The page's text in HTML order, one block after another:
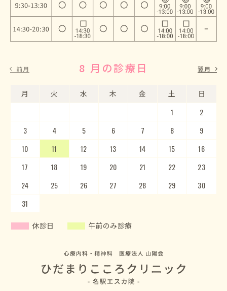
前月 8 月の診療日
月 火 水 木 金 土 日
1
2
3
4 5 6 7 8
9
10
11 12 13 14 15
16
17
18 19 20 21 22
23
24
25 26 27 28 29
30
31
9 月の診療日
月 火 水 木 金 土 日
5
6
7
8 9 10 11 12
13
14
15 16 17 18 19
20
21
22 23 24 25 26
27
28
29 30
翌月
休診日 午前のみ診療